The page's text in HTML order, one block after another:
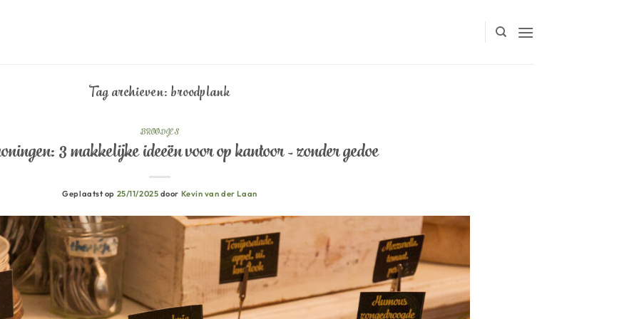
Tag archieven:broodplank
BROODJES
3 makkelijke ideeën voor op kantoor – zonder gedoe
Geplaatst op 25/11/2025 door Kevin van der Laan